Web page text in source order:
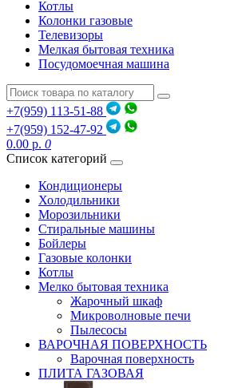
Котлы
Колонки газовые
Телевизоры
Мелкая бытовая техника
Посудомоечная машина
+7(959) 113-51-88
+7(959) 152-47-92
0.00 р. 0
Список категорий
Кондиционеры
Холодильники
Морозильники
Стиральные машины
Бойлеры
Газовые колонки
Котлы
Мелко бытовая техника
Жарочный шкаф
Микроволновые печи
Пылесосы
ВАРОЧНАЯ ПОВЕРХНОСТЬ
Варочная поверхность
ПЛИТА ГАЗОВАЯ